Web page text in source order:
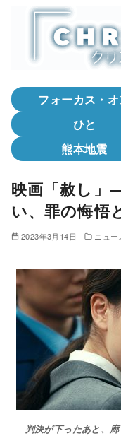
フォーカス・
ひと
熊本地震
映画「赦し
い、罪の悔悟
2023年3月14日 ニュー
判決が下ったあと、